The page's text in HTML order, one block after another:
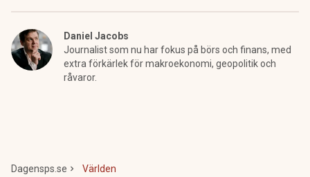
Daniel Jacobs
Journalist som nu har fokus på börs och finans, med
extra förkärlek för makroekonomi, geopolitik och
råvaror.
Dagensps.se Världen